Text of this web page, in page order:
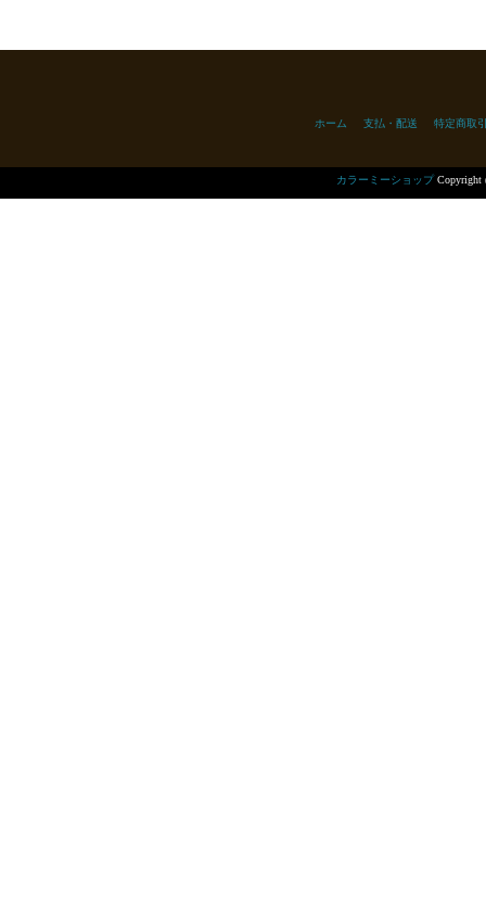
ホーム 支払・配送 特定商取
カラーミーショップCopyright